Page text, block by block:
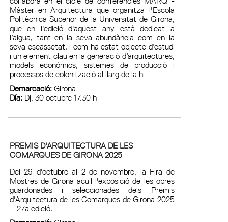
Màster en Arquitectura que organitza l'Escola
Politècnica Superior de la Universitat de Girona,
que en l'edició d'aquest any està dedicat a
l’aigua, tant en la seva abundància com en la
seva escassetat, i com ha estat objecte d’estudi
i un element clau en la generació d’arquitectures,
models econòmics, sistemes de producció i
processos de colonització al llarg de la hi
Demarcació:Girona
Día: Dj, 30 octubre 17.30 h
PREMIS D'ARQUITECTURA DE LES
COMARQUES DE GIRONA 2025
Del 29 d'octubre al 2 de novembre, la Fira de
Mostres de Girona acull l'exposició de les obres
guardonades i seleccionades dels Premis
d'Arquitectura de les Comarques de Girona 2025
– 27a edició.